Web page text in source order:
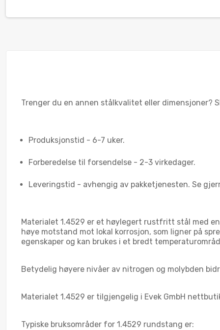
Trenger du en annen stålkvalitet eller dimensjoner?
Produksjonstid - 6-7 uker.
Forberedelse til forsendelse - 2-3 virkedager.
Leveringstid - avhengig av pakketjenesten. Se
Materialet 1.4529 er et høylegert rustfritt stål med
høye motstand mot lokal korrosjon, som ligner på
egenskaper og kan brukes i et bredt
Betydelig høyere nivåer av nitrogen og molybden
Materialet 1.4529 er tilgjengelig i Evek GmbH
Typiske bruksområder for 1.4529 rundstang er: